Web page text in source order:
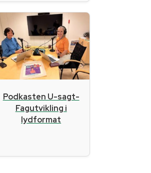
Podkasten U-sagt-
Fagutvikling i
lydformat